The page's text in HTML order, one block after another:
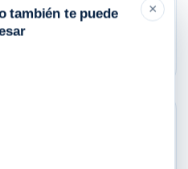
$175.00
×
también te puede